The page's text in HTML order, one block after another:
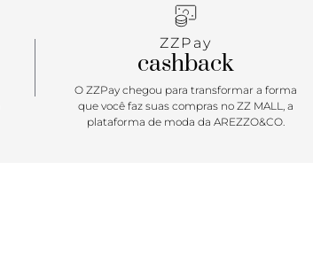
ZZPay
cashback
O ZZPay chegou para transformar a forma
que você faz suas compras no ZZ MALL, a
plataforma de moda da AREZZO&CO.